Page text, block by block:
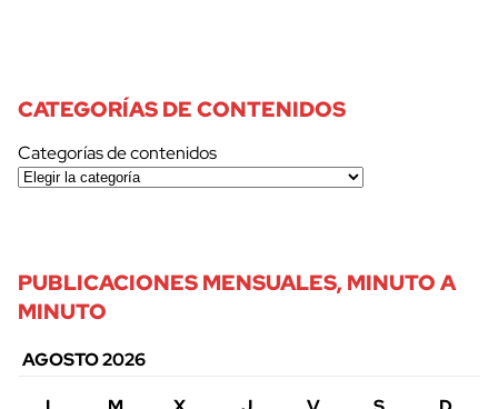
CATEGORÍAS DE CONTENIDOS
Categorías de contenidos
PUBLICACIONES MENSUALES, MINUTO A
MINUTO
AGOSTO 2026